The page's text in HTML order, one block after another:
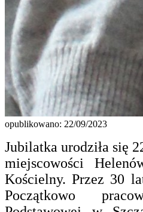
opublikowano: 22/09/2023
Jubilatka urodziła się
miejscowości
Kościelny. Przez 30
Początkowo